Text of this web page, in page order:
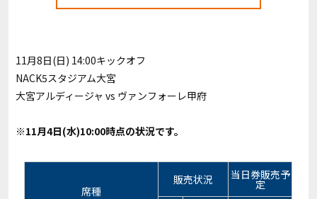
11月8日(日) 14:00キックオフ
NACK5スタジアム大宮
大宮アルディージャ vs ヴァンフォーレ甲府
※11月4日(水)10:00時点の状況です。
席種
販売状況 当日券販売予
定